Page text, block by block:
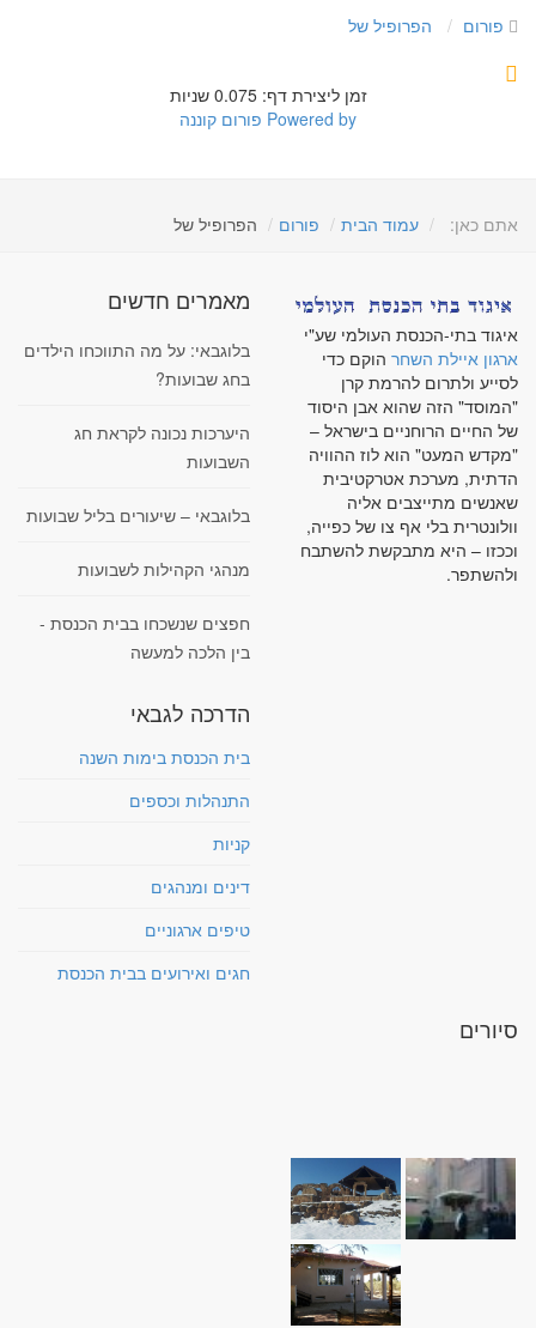
פורום הפרופיל של
זמן ליצירת דף: 0.075 שניות
Powered by פורום קוננה
אתם כאן: עמוד הבית פורום הפרופיל של
איגוד בתי-הכנסת העולמי שע"י
ארגון איילת השחר הוקם כדי
לסייע ולתרום להרמת קרן
"המוסד" הזה שהוא אבן היסוד
של החיים הרוחניים בישראל –
"מקדש המעט" הוא לוז ההוויה
הדתית, מערכת אטרקטיבית
שאנשים מתייצבים אליה
וולונטרית בלי אף צו של כפייה,
וככזו – היא מתבקשת להשתבח
ולהשתפר.
מאמרים חדשים
בלוגבאי: על מה התווכחו הילדים
בחג שבועות?
היערכות נכונה לקראת חג
השבועות
בלוגבאי – שיעורים בליל שבועות
מנהגי הקהילות לשבועות
חפצים שנשכחו בבית הכנסת -
בין הלכה למעשה
הדרכה לגבאי
בית הכנסת בימות השנה
התנהלות וכספים
קניות
דינים ומנהגים
טיפים ארגוניים
חגים ואירועים בבית הכנסת
סיורים